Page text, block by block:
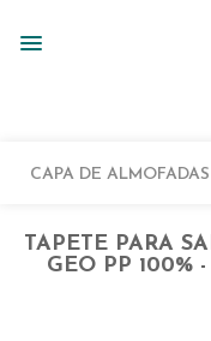
CAPA DE ALMOFADAS
TAPETE PARA
GEO PP 100%